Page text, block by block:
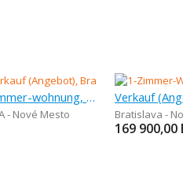
Verkauf (Angebot), 1-zimmer-wohnung, 30 m
- Nové Mesto Bratislava -
169 900,00